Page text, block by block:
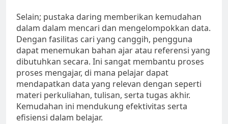
Selain; pustaka daring memberikan kemudahan
dalam dalam mencari dan mengelompokkan data.
Dengan fasilitas cari yang canggih, pengguna
dapat menemukan bahan ajar atau referensi yang
dibutuhkan secara. Ini sangat membantu proses
proses mengajar, di mana pelajar dapat
mendapatkan data yang relevan dengan seperti
materi perkuliahan, tulisan, serta tugas akhir.
Kemudahan ini mendukung efektivitas serta
efisiensi dalam belajar.